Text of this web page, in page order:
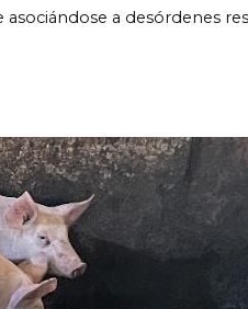
a desórdenes